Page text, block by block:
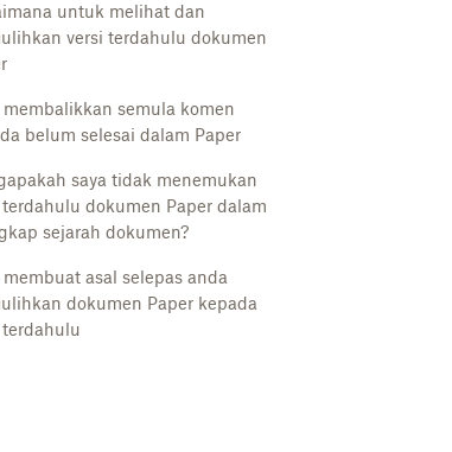
untuk melihat dan
versi terdahulu dokumen
membalikkan semula komen
belum selesai dalam Paper
saya tidak menemukan
terdahulu dokumen Paper dalam
sejarah dokumen?
membuat asal selepas anda
dokumen Paper kepada
terdahulu